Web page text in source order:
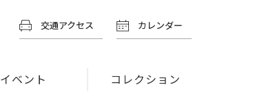
交通アクセス カレンダー
イベント コレクション